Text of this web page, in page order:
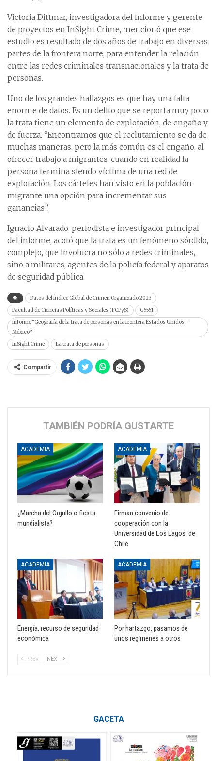
Victoria Dittmar, investigadora del informe y gerente
de proyectos en InSight Crime, mencionó que ese
estudio es resultado de dos años de trabajo en diversas
partes de la frontera norte, para entender la relación
entre las redes criminales transnacionales y la trata de
personas.
Uno de los grandes hallazgos es que hay una falta
enorme de datos. Es un delito que se reporta muy poco:
la trata tiene un elemento de explotación, de engaño y
de fuerza. “Encontramos que el reclutamiento se da de
muchas maneras, pero la más común es el engaño, al
ofrecer trabajo a migrantes, cuando en realidad la
persona termina siendo víctima de una red de
explotación. Los cárteles han visto en la población
migrante una opción para incrementar sus
ganancias”.
Ignacio Alvarado, periodista e investigador principal
del informe, acotó que la trata es un fenómeno sórdido,
complejo, que involucra no sólo a redes criminales,
sino a militares, agentes de la policía federal y aparatos
de seguridad pública.
Datos del Índice Global de Crimen Organizado 2023
Facultad de Ciencias Políticas y Sociales (FCPyS)
G5551
informe “Geografía de la trata de personas en la frontera Estados Unidos-
México”
InSight Crime
La trata de personas
Compartir
TAMBIÉN PODRÍA GUSTARTE
ACADEMIA
¿Marcha del Orgullo o fiesta
mundialista?
ACADEMIA
Firman convenio de
cooperación con la
Universidad de Los Lagos, de
Chile
ACADEMIA
Energía, recurso de seguridad
económica
ACADEMIA
Por hartazgo, pasamos de
unos regímenes a otros
PREV NEXT
GACETA